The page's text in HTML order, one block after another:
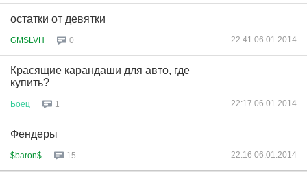
остатки от девятки
GMSLVH 0 22:41 06.01.2014
Красящие карандаши для авто, где
купить?
Боец 1 22:17 06.01.2014
Фендеры
$baron$ 15 22:16 06.01.2014